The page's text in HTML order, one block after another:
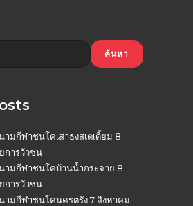
ค้นหา
มกีฬาชนโคเสาธงสเตเดี้ยม 8
การวัวชน
ามกีฬาชนโคบ้านน้ำกระจาย 8
การวัวชน
ามกีฬาชนโคนครตรัง 7 สิงหาคม